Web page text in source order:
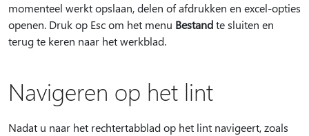
momenteel werkt opslaan, delen of afdrukken en excel-opties
openen. Druk op Esc om het menu Bestandte sluiten en
terug te keren naar het werkblad.
Navigeren op het lint
Nadat u naar het rechtertabblad op het lint navigeert, zoals